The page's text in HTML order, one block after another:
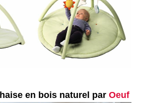
en bois naturel par Oeuf